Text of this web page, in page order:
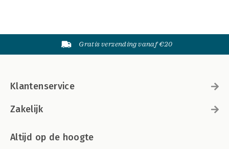
Gratis verzending vanaf €20
Klantenservice
Zakelijk
Altijd op de hoogte